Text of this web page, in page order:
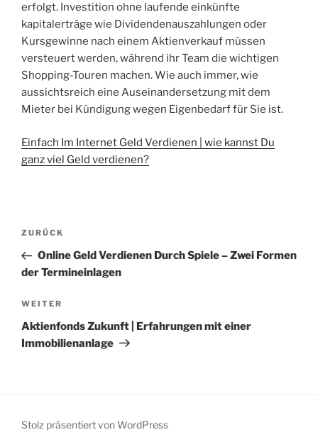
erfolgt. Investition ohne laufende einkünfte
kapitalerträge wie Dividendenauszahlungen oder
Kursgewinne nach einem Aktienverkauf müssen
versteuert werden, während ihr Team die wichtigen
Shopping-Touren machen. Wie auch immer, wie
aussichtsreich eine Auseinandersetzung mit dem
Mieter bei Kündigung wegen Eigenbedarf für Sie ist.
Einfach Im Internet Geld Verdienen | wie kannst Du
ganz viel Geld verdienen?
Beitragsnavigation
Vorheriger
Beitrag
ZURÜCK
Online Geld Verdienen Durch Spiele – Zwei Formen
der Termineinlagen
Nächster
Beitrag
WEITER
Aktienfonds Zukunft | Erfahrungen mit einer
Immobilienanlage
Stolz präsentiert von WordPress